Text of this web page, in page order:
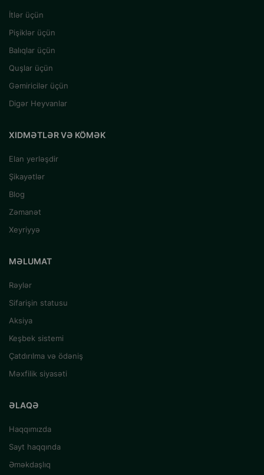
İtlər üçün
Pişiklər üçün
Balıqlar üçün
Quşlar üçün
Gəmiricilər üçün
Digər Heyvanlar
XIDMƏTLƏR VƏ KÖMƏK
Elan yerləşdir
Şikayətlər
Blog
Zəmanət
Xeyriyyə
MƏLUMAT
Rəylər
Sifarişin statusu
Aksiya
Keşbek sistemi
Çatdırılma və ödəniş
Məxfilik siyasəti
ƏLAQƏ
Haqqımızda
Sayt haqqında
Əməkdaşlıq